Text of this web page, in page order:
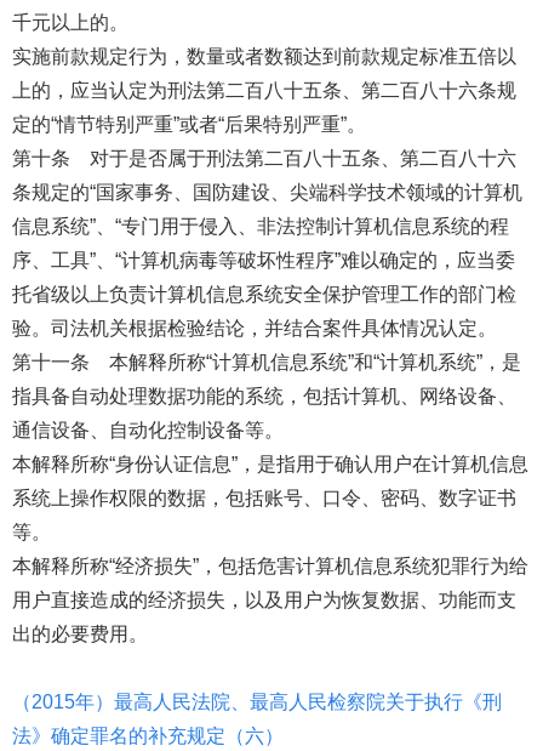
千元以上的。
实施前款规定行为，数量或者数额达到前款规定标准五倍以
上的，应当认定为刑法第二百八十五条、第二百八十六条规
定的“情节特别严重”或者“后果特别严重”。
第十条 对于是否属于刑法第二百八十五条、第二百八十六
条规定的“国家事务、国防建设、尖端科学技术领域的计算机
信息系统”、“专门用于侵入、非法控制计算机信息系统的程
序、工具”、“计算机病毒等破坏性程序”难以确定的，应当委
托省级以上负责计算机信息系统安全保护管理工作的部门检
验。司法机关根据检验结论，并结合案件具体情况认定。
第十一条 本解释所称“计算机信息系统”和“计算机系统”，是
指具备自动处理数据功能的系统，包括计算机、网络设备、
通信设备、自动化控制设备等。
本解释所称“身份认证信息”，是指用于确认用户在计算机信息
系统上操作权限的数据，包括账号、口令、密码、数字证书
等。
本解释所称“经济损失”，包括危害计算机信息系统犯罪行为给
用户直接造成的经济损失，以及用户为恢复数据、功能而支
出的必要费用。
（2015年）最高人民法院、最高人民检察院关于执行《刑
法》确定罪名的补充规定（六）